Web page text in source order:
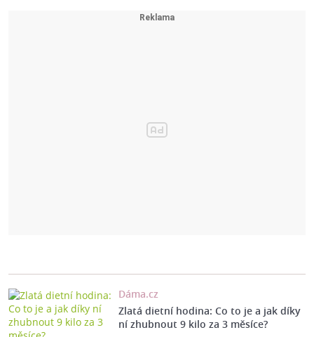
Dáma.cz
Zlatá dietní hodina: Co to je a jak díky
ní zhubnout 9 kilo za 3 měsíce?